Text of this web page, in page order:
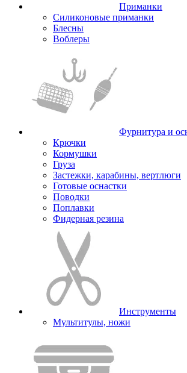
Приманки
Силиконовые приманки
Блесны
Воблеры
Фурнитура и
Крючки
Кормушки
Груза
Застежки, карабины, вертлюги
Готовые оснастки
Поводки
Поплавки
Фидерная резина
Инструменты
Мультитулы, ножи